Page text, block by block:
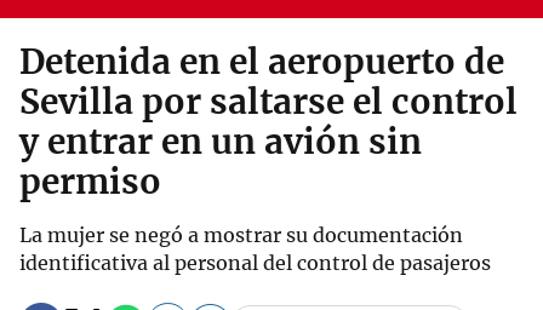
Detenida en el aeropuerto de
Sevilla por saltarse el control
y entrar en un avión sin
permiso
La mujer se negó a mostrar su documentación
identificativa al personal del control de pasajeros